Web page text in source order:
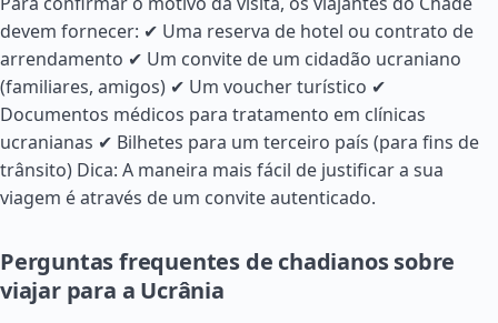
devem fornecer: ✔ Uma reserva de hotel ou contrato de
arrendamento ✔ Um convite de um cidadão ucraniano
(familiares, amigos) ✔ Um voucher turístico ✔
Documentos médicos para tratamento em clínicas
ucranianas ✔ Bilhetes para um terceiro país (para fins de
trânsito) Dica: A maneira mais fácil de justificar a sua
viagem é através de um convite autenticado.
Perguntas frequentes de chadianos sobre
viajar para a Ucrânia